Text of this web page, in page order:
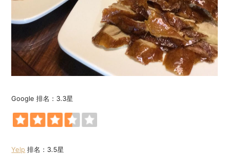
Google 排名：3.3星
Yelp 排名：3.5星